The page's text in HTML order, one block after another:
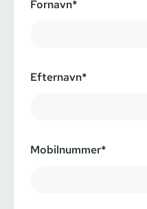
Fornavn*
Efternavn*
Mobilnummer*